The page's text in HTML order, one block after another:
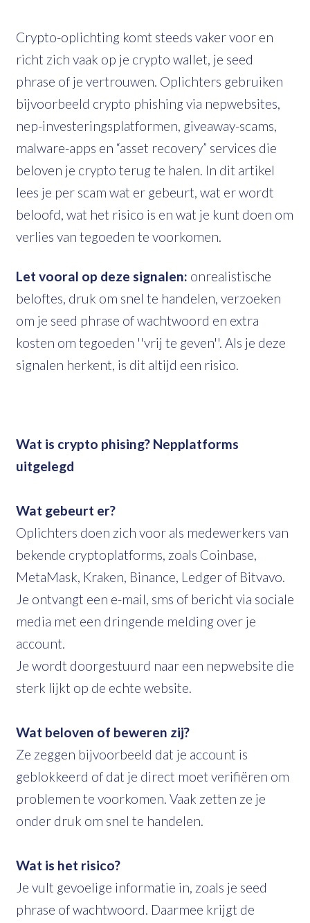
Crypto-oplichting komt steeds vaker voor en
richt zich vaak op je crypto wallet, je seed
phrase of je vertrouwen. Oplichters gebruiken
bijvoorbeeld crypto phishing via nepwebsites,
nep-investeringsplatformen, giveaway-scams,
malware-apps en “asset recovery” services die
beloven je crypto terug te halen. In dit artikel
lees je per scam wat er gebeurt, wat er wordt
beloofd, wat het risico is en wat je kunt doen om
verlies van tegoeden te voorkomen.
Let vooral op deze signalen: onrealistische
beloftes, druk om snel te handelen, verzoeken
om je seed phrase of wachtwoord en extra
kosten om tegoeden ''vrij te geven''. Als je deze
signalen herkent, is dit altijd een risico.
Wat is crypto phising? Nepplatforms
uitgelegd
Wat gebeurt er?
Oplichters doen zich voor als medewerkers van
bekende cryptoplatforms, zoals Coinbase,
MetaMask, Kraken, Binance, Ledger of Bitvavo.
Je ontvangt een e-mail, sms of bericht via sociale
media met een dringende melding over je
account.
Je wordt doorgestuurd naar een nepwebsite die
sterk lijkt op de echte website.
Wat beloven of beweren zij?
Ze zeggen bijvoorbeeld dat je account is
geblokkeerd of dat je direct moet verifiëren om
problemen te voorkomen. Vaak zetten ze je
onder druk om snel te handelen.
Wat is het risico?
Je vult gevoelige informatie in, zoals je seed
phrase of wachtwoord. Daarmee krijgt de